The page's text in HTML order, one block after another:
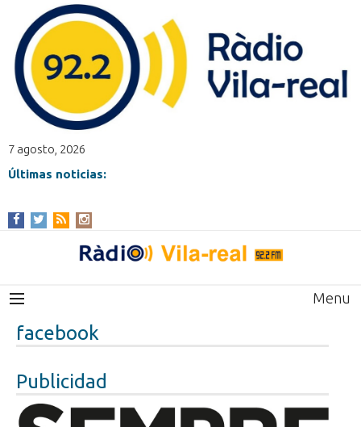
7 agosto, 2026
Últimas noticias:
Menu
facebook
Publicidad